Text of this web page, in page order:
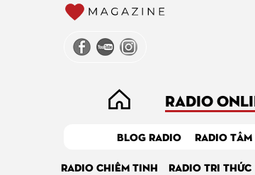
RADIO
BLOG RADIO RADIO
RADIO CHIÊM TINH RADIO TRI THỨC